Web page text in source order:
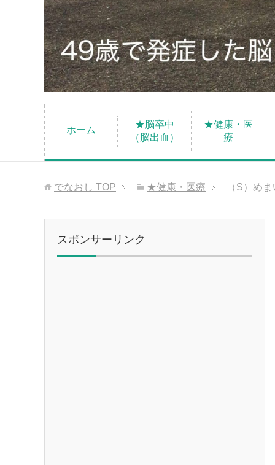
ホーム
★脳卒中
（脳出血）
★健康・医
療
でなおし TOP ★健康・医療 （S）め
スポンサーリンク